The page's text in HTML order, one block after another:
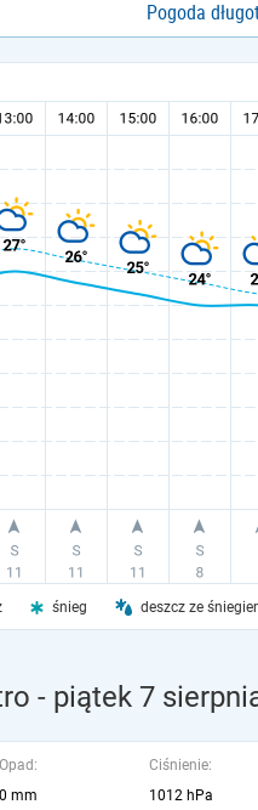
Pogoda
śnieg deszcz ze
- piątek 7
Opad:
0 mm
Ciśnienie:
1012 hPa